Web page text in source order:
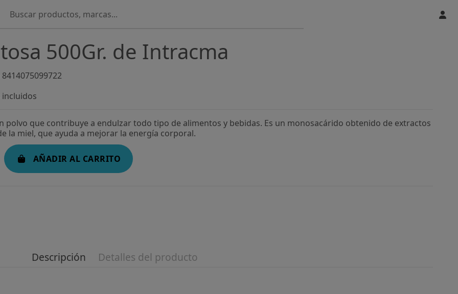
500Gr. de Intracma
8414075099722
polvo que contribuye a endulzar todo tipo de alimentos y bebidas. Es un monosacárido obtenido de extractos
la miel, que ayuda a mejorar la energía corporal.
AÑADIR AL CARRITO
Descripción Detalles del producto